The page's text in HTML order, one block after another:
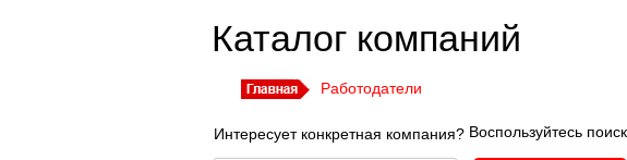
Каталог компаний
Работодатели
Интересует конкретная компания? Воспользуйтесь